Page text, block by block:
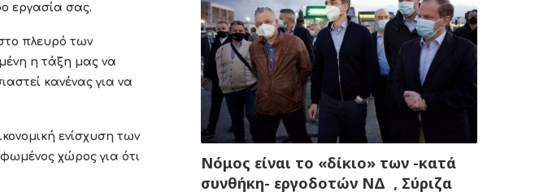
εργασία σας.
πλευρό των
η τάξη μας να
κανένας για να
ενίσχυση των
χώρος για ότι
Νόμος είναι το «δίκιο» των -κατά
συνθήκη- εργοδοτών ΝΔ , Σύριζα